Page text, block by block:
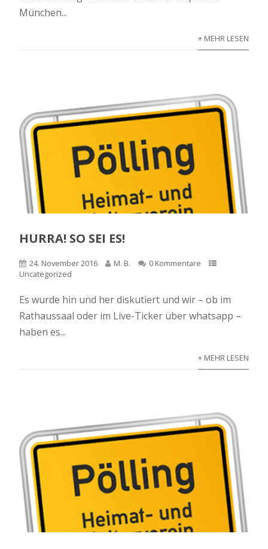
München...
+ MEHR LESEN
HURRA! SO SEI ES!
24. November 2016 M. B.
0 Kommentare
Uncategorized
Es wurde hin und her diskutiert und wir – ob im
Rathaussaal oder im Live-Ticker über whatsapp –
haben es...
+ MEHR LESEN